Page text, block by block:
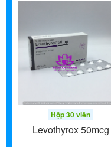
Hộp 30 viên
Levothyrox 50mcg